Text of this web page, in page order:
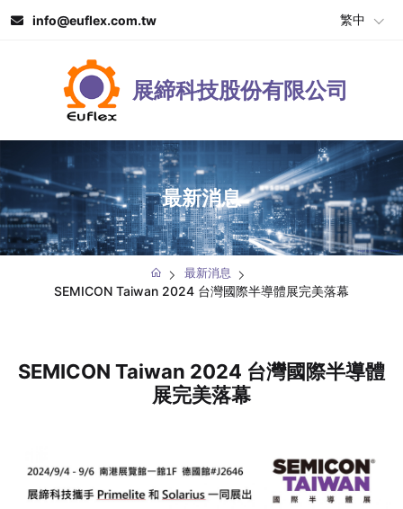
info@euflex.com.tw 繁中
展締科技股份有限公司
最新消息
最新消息
SEMICON Taiwan 2024 台灣國際半導體展完美落幕
SEMICON Taiwan 2024 台灣國際半導體
展完美落幕